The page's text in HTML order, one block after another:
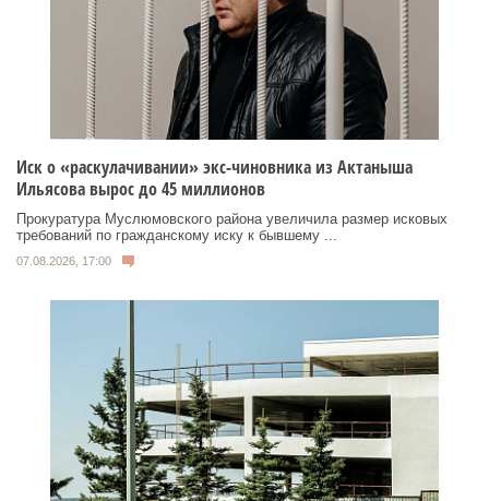
Иск о «раскулачивании» экс-чиновника из Актаныша
Ильясова вырос до 45 миллионов
Прокуратура Муслюмовского района увеличила размер исковых
требований по гражданскому иску к бывшему ...
07.08.2026, 17:00